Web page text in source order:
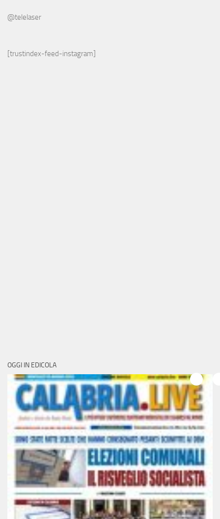
@telelaser
[trustindex-feed-instagram]
OGGI IN EDICOLA